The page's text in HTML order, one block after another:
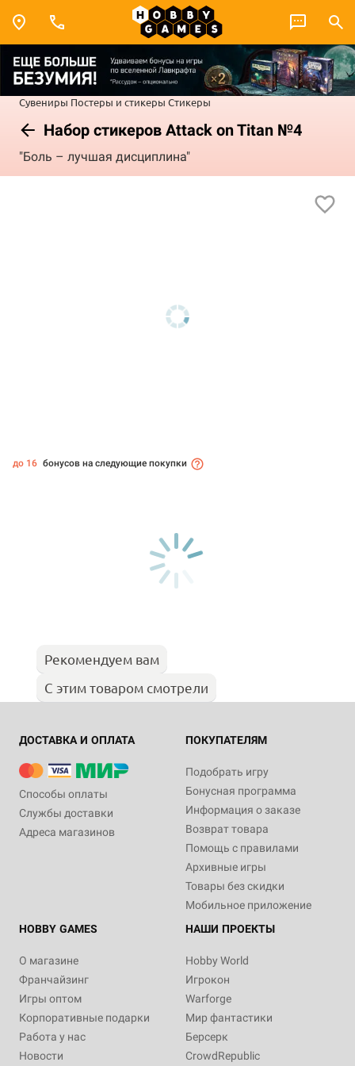
Сувениры Постеры и стикеры Стикеры
Набор стикеров Attack on Titan №4
"Боль – лучшая дисциплина"
до 16 бонусов на следующие покупки
Рекомендуем вам
С этим товаром смотрели
ДОСТАВКА И ОПЛАТА
Способы оплаты
Службы доставки
Адреса магазинов
ПОКУПАТЕЛЯМ
Подобрать игру
Бонусная программа
Информация о заказе
Возврат товара
Помощь с правилами
Архивные игры
Товары без скидки
Мобильное приложение
HOBBY GAMES
О магазине
Франчайзинг
Игры оптом
Корпоративные подарки
Работа у нас
Новости
НАШИ ПРОЕКТЫ
Hobby World
Игрокон
Warforge
Мир фантастики
Берсерк
CrowdRepublic